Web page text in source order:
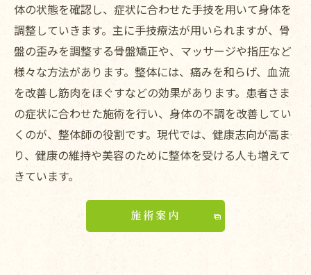
体の状態を確認し、症状に合わせた手技を用いて身体を
調整していきます。主に手技療法が用いられますが、骨
盤の歪みを調整する骨盤矯正や、マッサージや指圧など
様々な方法があります。整体には、痛みを和らげ、血流
を改善し筋肉をほぐすなどの効果があります。患者さま
の症状に合わせた施術を行い、身体の不調を改善してい
くのが、整体師の役割です。現代では、健康志向が高ま
り、健康の維持や美容のために整体を受ける人も増えて
きています。
施術案内